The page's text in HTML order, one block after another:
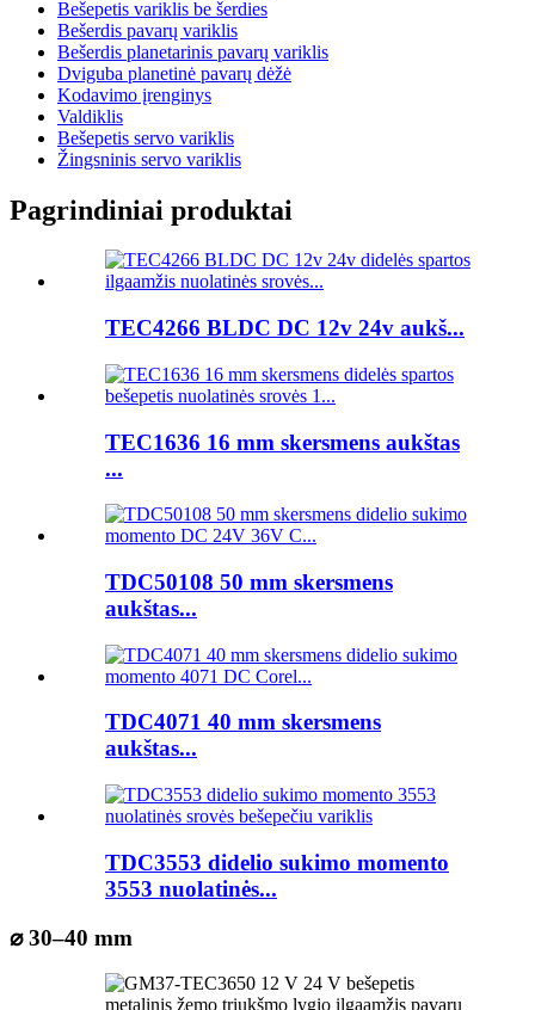
Bešepetis variklis be šerdies
Bešerdis pavarų variklis
Bešerdis planetarinis pavarų variklis
Dviguba planetinė pavarų dėžė
Kodavimo įrenginys
Valdiklis
Bešepetis servo variklis
Žingsninis servo variklis
Pagrindiniai produktai
TEC4266 BLDC DC 12v 24v aukš...
TEC1636 16 mm skersmens aukštas
...
TDC50108 50 mm skersmens
aukštas...
TDC4071 40 mm skersmens
aukštas...
TDC3553 didelio sukimo momento
3553 nuolatinės...
⌀ 30–40 mm